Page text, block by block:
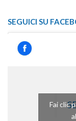
SEGUICI SU
Fai clic